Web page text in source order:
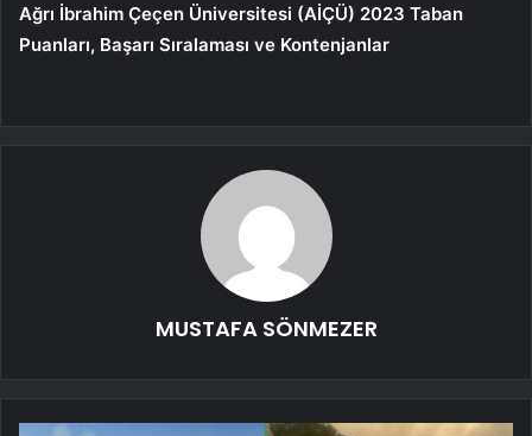
Ağrı İbrahim Çeçen Üniversitesi (AİÇÜ) 2023 Taban
Puanları, Başarı Sıralaması ve Kontenjanlar
MUSTAFA SÖNMEZER